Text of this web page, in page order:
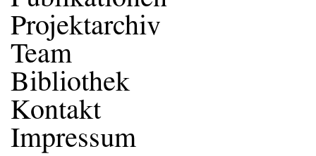
Projektarchiv
Team
Bibliothek
Kontakt
Impressum